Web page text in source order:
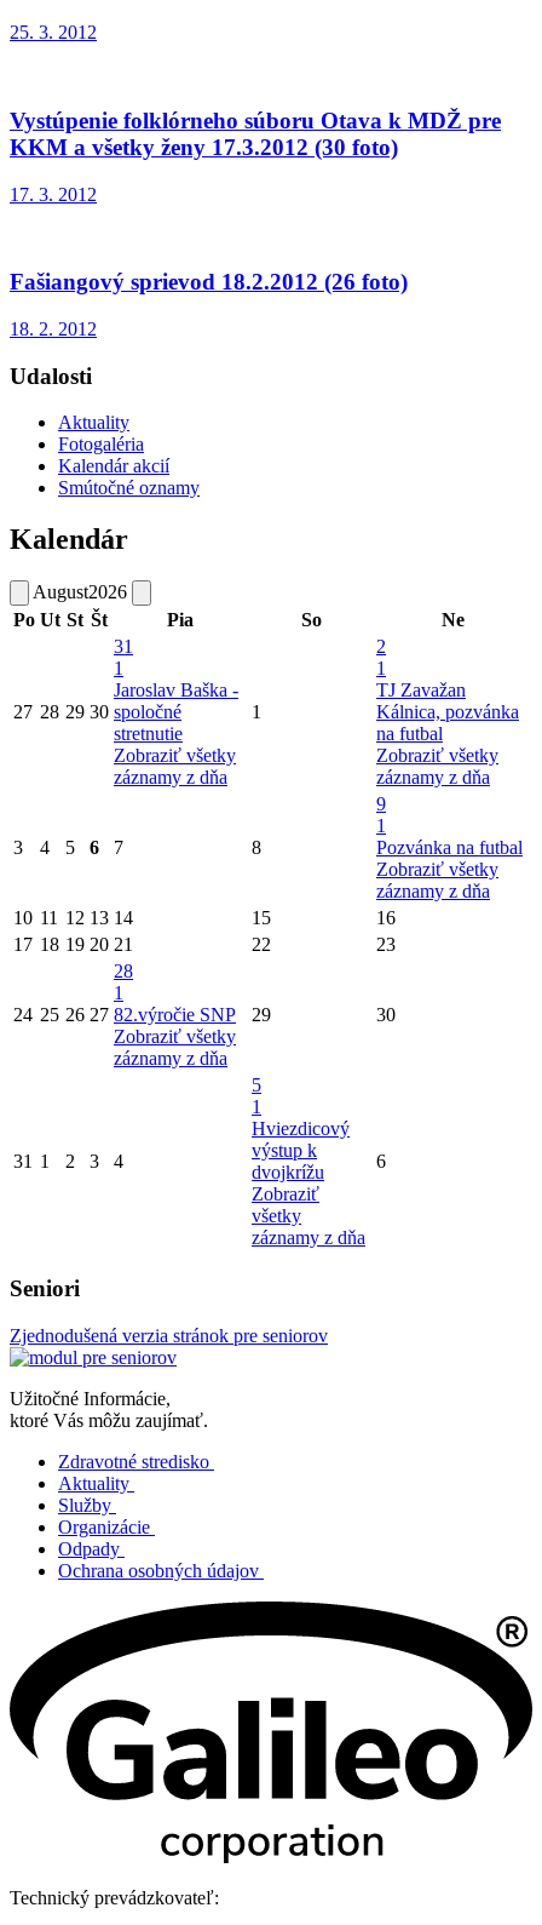
25. 3. 2012
Vystúpenie folklórneho súboru Otava k MDŽ pre
KKM a všetky ženy 17.3.2012 (30 foto)
17. 3. 2012
Fašiangový sprievod 18.2.2012 (26 foto)
18. 2. 2012
Udalosti
Aktuality
Fotogaléria
Kalendár akcií
Smútočné oznamy
Kalendár
August2026
Po Ut St Št Pia So Ne
27 28 29 30
31
1
Jaroslav Baška -
spoločné
stretnutie
Zobraziť všetky
záznamy z dňa
1
2
1
TJ Zavažan
Kálnica, pozvánka
na futbal
Zobraziť všetky
záznamy z dňa
3 4 5 6 7 8
9
1
Pozvánka na futbal
Zobraziť všetky
záznamy z dňa
10 11 12 13 14 15
16
17 18 19 20 21 22 23
24 25 26 27
28
1
82.výročie SNP
Zobraziť všetky
záznamy z dňa
29 30
31 1 2 3 4
5
1
Hviezdicový
výstup k
dvojkrížu
Zobraziť
všetky
záznamy z dňa
6
Seniori
Zjednodušená verzia stránok pre seniorov
Užitočné Informácie,
ktoré Vás môžu zaujímať.
Zdravotné stredisko
Aktuality
Služby
Organizácie
Odpady
Ochrana osobných údajov
Technický prevádzkovateľ: